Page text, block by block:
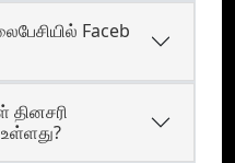
Faceb
தினசரி
உள்ளது?